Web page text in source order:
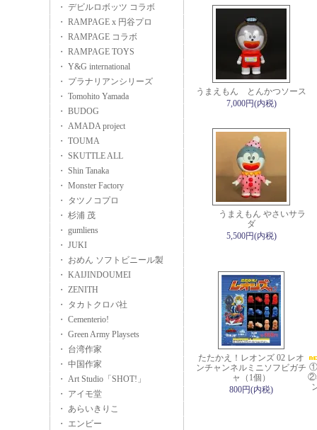
・ デビルロボッツ コラボ
・ RAMPAGE x 円谷プロ
・ RAMPAGE コラボ
・ RAMPAGE TOYS
・ Y&G international
・ プラナリアンシリーズ
・ Tomohito Yamada
・ BUDOG
・ AMADA project
・ TOUMA
・ SKUTTLE ALL
・ Shin Tanaka
・ Monster Factory
・ タツノコプロ
・ 杉浦 茂
・ gumliens
・ JUKI
・ おめん ソフトビニール製
・ KAIJINDOUMEI
・ ZENITH
・ タカトクロバ社
・ Cementerio!
・ Green Army Playsets
・ 台湾作家
・ 中国作家
・ Art Studio「SHOT!」
・ アイモ堂
・ あらいきりこ
・ エンビー
うまえもん とんかつソース
7,000円(内税)
うまえもん やさいサラ
ダ
5,500円(内税)
たたかえ！レオンズ 02 レオ
ンチャンネルミニソフビガチ
ャ（1個）
800円(内税)
①
②